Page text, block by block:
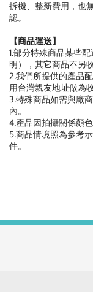
拆機、整新費用，也
認。
【商品運送】
1.部分特殊商品某些
明），其它商品不另
2.我們所提供的產品
用台灣親友地址做為
3.特殊商品如需與廠
內。
4.產品因拍攝關係顏
5.商品情境照為參考
件。